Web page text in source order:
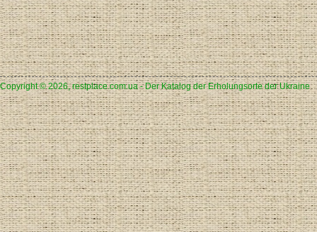
Copyright © 2026, restplace.com.ua - Der Katalog der Erholungsorte der Ukraine